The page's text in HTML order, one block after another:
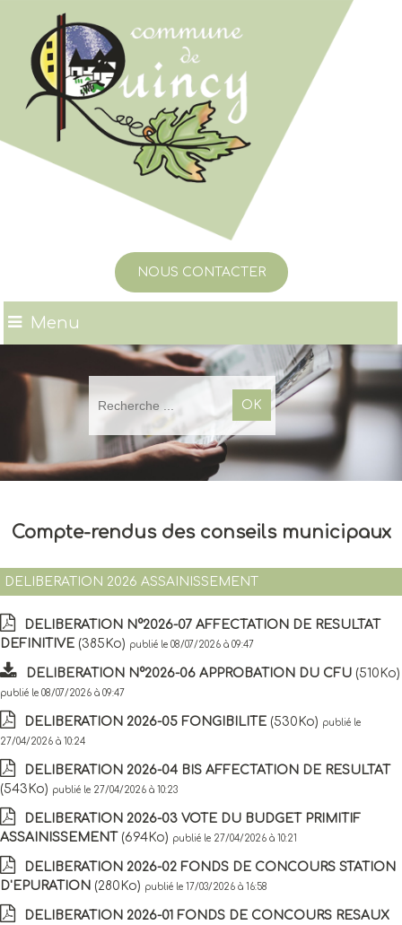
NOUS CONTACTER
Menu
Compte-rendus des conseils municipaux
DELIBERATION 2026 ASSAINISSEMENT
DELIBERATION N°2026-07 AFFECTATION DE RESULTAT
DEFINITIVE (385Ko) publié le 08/07/2026 à 09:47
DELIBERATION N°2026-06 APPROBATION DU CFU (510Ko)
publié le 08/07/2026 à 09:47
DELIBERATION 2026-05 FONGIBILITE (530Ko) publié le
27/04/2026 à 10:24
DELIBERATION 2026-04 BIS AFFECTATION DE RESULTAT
(543Ko) publié le 27/04/2026 à 10:23
DELIBERATION 2026-03 VOTE DU BUDGET PRIMITIF
ASSAINISSEMENT(694Ko) publié le 27/04/2026 à 10:21
DELIBERATION 2026-02 FONDS DE CONCOURS STATION
D'EPURATION (280Ko) publié le 17/03/2026 à 16:58
DELIBERATION 2026-01 FONDS DE CONCOURS RESAUX